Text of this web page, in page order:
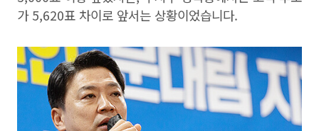
가 5,620표 차이로 앞서는 상황이었습니다.